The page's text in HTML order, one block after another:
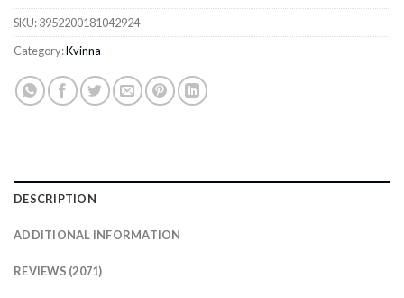
ratings
SKU:3952200181042924
Category:Kvinna
DESCRIPTION
ADDITIONAL INFORMATION
REVIEWS (2071)